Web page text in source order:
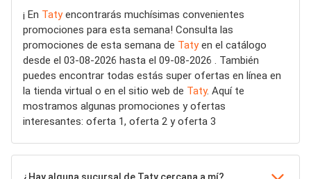
¡ En Tatyencontrarás muchísimas convenientes
promociones para esta semana! Consulta las
promociones de esta semana de Tatyen el catálogo
desde el 03-08-2026 hasta el 09-08-2026 . También
puedes encontrar todas estás super ofertas en línea en
la tienda virtual o en el sitio web de Taty. Aquí te
mostramos algunas promociones y ofertas
interesantes: oferta 1, oferta 2 y oferta 3